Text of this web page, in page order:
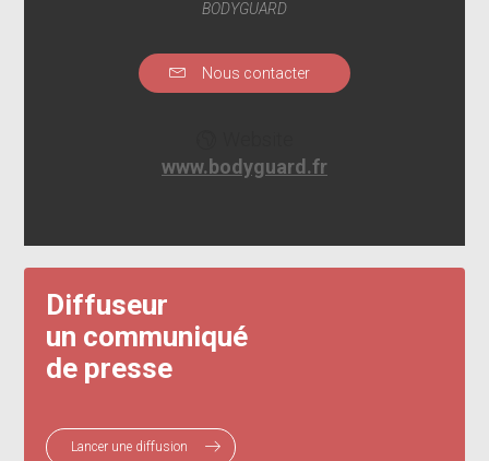
BODYGUARD
Nous contacter
www.bodyguard.fr
Diffuseur
un communiqué
de presse
Lancer une diffusion